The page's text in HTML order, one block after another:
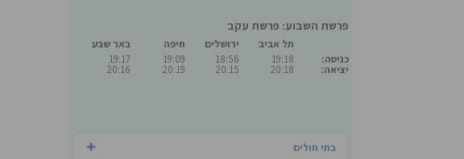
פרשת השבוע: פרשת עקב
כניסה:
יציאה:
תל אביב
19:18
20:18
ירושלים
18:56
20:15
חיפה
19:09
20:19
באר שבע
19:17
20:16
בתי חולים